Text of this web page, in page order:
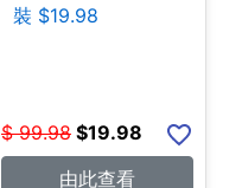
裝 $19.98
$ 99.98 $19.98
由此查看